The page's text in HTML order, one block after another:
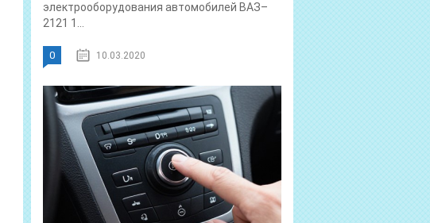
электрооборудования автомобилей ВАЗ–
2121 1...
0 10.03.2020